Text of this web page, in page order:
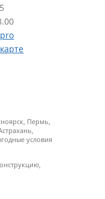
Пермь,
условия